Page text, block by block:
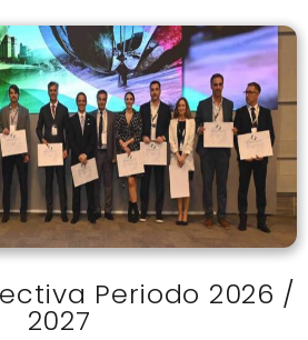
Periodo 2026 /
2027